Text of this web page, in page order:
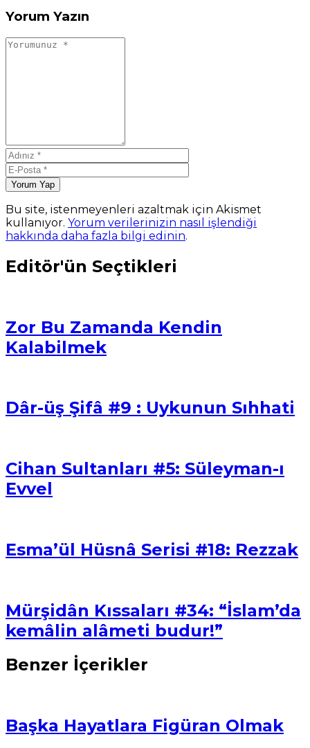
Yorum Yazın
Yorum Yap
Bu site, istenmeyenleri azaltmak için Akismet
kullanıyor. Yorum verilerinizin nasıl işlendiği
hakkında daha fazla bilgi edinin.
Editör'ün Seçtikleri
Zor Bu Zamanda Kendin
Kalabilmek
Dâr-üş Şifâ #9 : Uykunun Sıhhati
Cihan Sultanları #5: Süleyman-ı
Evvel
Esma’ül Hüsnâ Serisi #18: Rezzak
Mürşidân Kıssaları #34: “İslam’da
kemâlin alâmeti budur!”
Benzer İçerikler
Başka Hayatlara Figüran Olmak